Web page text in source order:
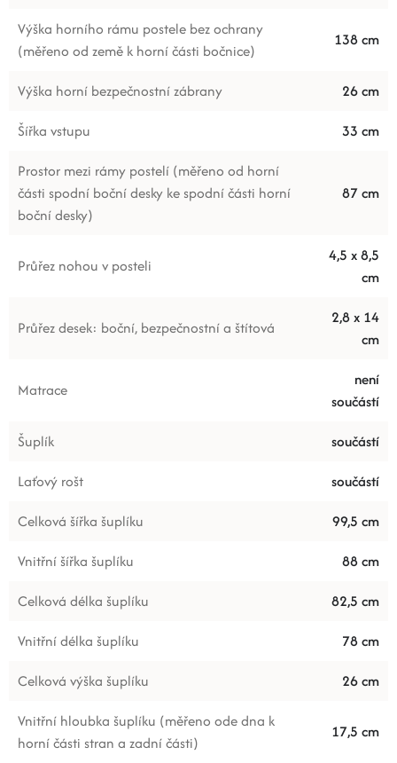
Výška horního rámu postele bez ochrany
(měřeno od země k horní části bočnice)
138 cm
Výška horní bezpečnostní zábrany
26 cm
Šířka vstupu
33 cm
Prostor mezi rámy postelí (měřeno od horní
části spodní boční desky ke spodní části horní
boční desky)
87 cm
Průřez nohou v posteli
4,5 x 8,5
cm
Průřez desek: boční, bezpečnostní a štítová
2,8 x 14
cm
Matrace
není
součástí
Šuplík
součástí
Laťový rošt
součástí
Celková šířka šuplíku
99,5 cm
Vnitřní šířka šuplíku
88 cm
Celková délka šuplíku
82,5 cm
Vnitřní délka šuplíku
78 cm
Celková výška šuplíku
26 cm
Vnitřní hloubka šuplíku (měřeno ode dna k
horní části stran a zadní části)
17,5 cm